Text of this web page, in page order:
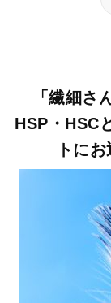
「繊細さ
HSP・HSC
トに